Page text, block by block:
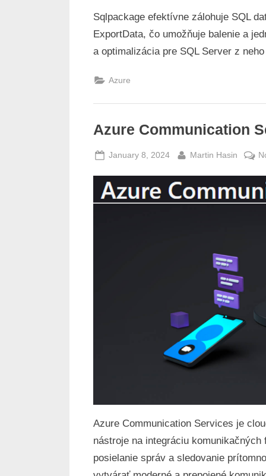
Sqlpackage efektívne zálohuje SQL
ExportData, čo umožňuje balenie a
a optimalizácia pre SQL Server z
Azure
Azure Communication
Posted
January 8, 2024 By
Martin Hasin
Azure Communication Services je
nástroje na integráciu
posielanie správ a sledovanie